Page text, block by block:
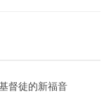
督徒的新福音